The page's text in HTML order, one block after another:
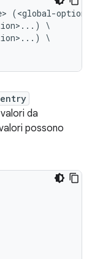
(<global-
\
\
da
possono